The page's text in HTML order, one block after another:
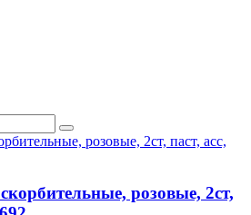
розовые, 2ст,